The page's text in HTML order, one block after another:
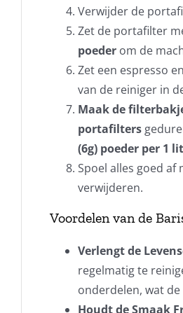
Verwijder de
Zet de portafilter
poederom de
Zet een espresso
van de reiniger in
Maak de
portafilters
(6g) poeder per 1
Spoel alles goed af
verwijderen.
Voordelen van de
Verlengt de
regelmatig te
onderdelen, wat
Houdt de Smaak